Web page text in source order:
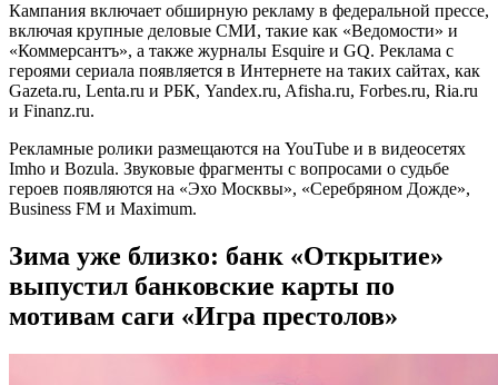
Кампания включает обширную рекламу в федеральной прессе,
включая крупные деловые СМИ, такие как «Ведомости» и
«Коммерсантъ», а также журналы Esquire и GQ. Реклама с
героями сериала появляется в Интернете на таких сайтах, как
Gazeta.ru, Lenta.ru и РБК, Yandex.ru, Afisha.ru, Forbes.ru, Ria.ru
и Finanz.ru.
Рекламные ролики размещаются на YouTube и в видеосетях
Imho и Bozula. Звуковые фрагменты с вопросами о судьбе
героев появляются на «Эхо Москвы», «Серебряном Дожде»,
Business FM и Maximum.
Зима уже близко: банк «Открытие»
выпустил банковские карты по
мотивам саги «Игра престолов»